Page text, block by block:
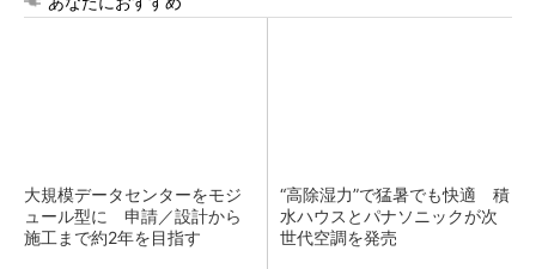
大規模データセンターをモジ
ュール型に 申請／設計から
施工まで約2年を目指す
“高除湿力”で猛暑でも快適 積
水ハウスとパナソニックが次
世代空調を発売